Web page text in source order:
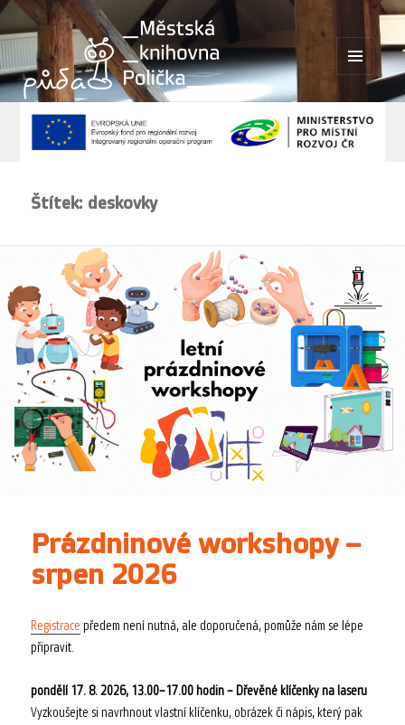
MENU
WIDGETY
Štítek: deskovky
Prázdninové workshopy –
srpen 2026
Registrace předem není nutná, ale doporučená, pomůže nám se lépe
připravit.
pondělí 17. 8. 2026, 13.00–17.00 hodin – Dřevěné klíčenky na laseru
Vyzkoušejte si navrhnout vlastní klíčenku, obrázek či nápis, který pak